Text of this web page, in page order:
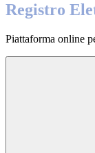
Registro
Piattaforma online